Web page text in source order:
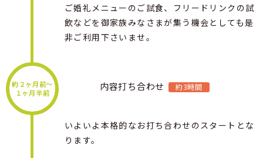
ご婚礼メニューのご試食、フリードリンクの試
飲などを御家族みなさまが集う機会としても是
非ご利用下さいませ。
約２ヶ月前〜
１ヶ月半前
内容打ち合わせ 約3時間
いよいよ本格的なお打ち合わせのスタートとな
ります。